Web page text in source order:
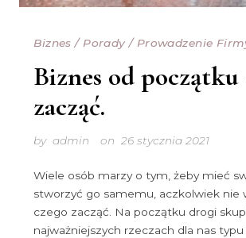
Biznes / Porady / Prowadzenie
Biznes od
zacząć.
by admin on 26 stycznia 2021
Wiele osób marzy o tym, żeby mieć
stworzyć go samemu, aczkolwiek nie
czego zacząć. Na początku drogi
najważniejszych rzeczach dla nas typu